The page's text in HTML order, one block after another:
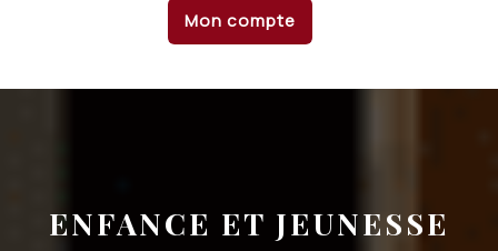
Mon compte
ENFANCE ET JEUNESSE